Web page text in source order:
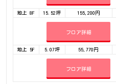
地上 8F 15.52坪 155,200円
フロア詳細
地上 5F 5.07坪 55,770円
フロア詳細